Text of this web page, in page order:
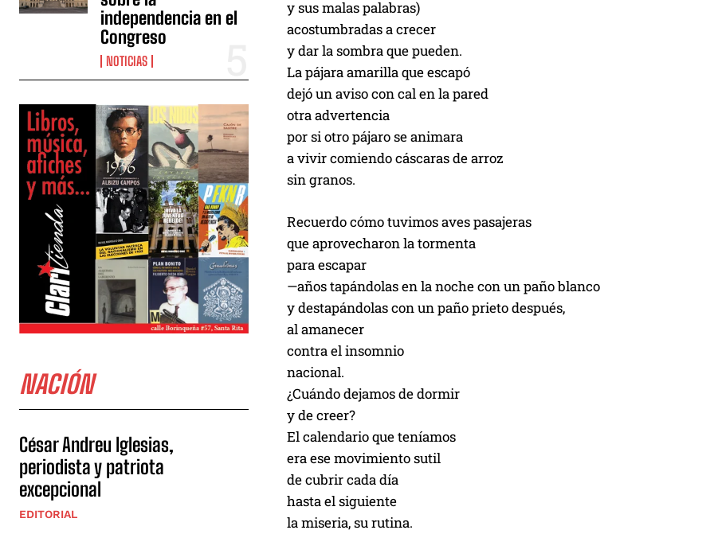
independencia en el
Congreso
NOTICIAS
NACIÓN
César Andreu Iglesias,
periodista y patriota
excepcional
EDITORIAL
y sus malas palabras)
acostumbradas a crecer
y dar la sombra que pueden.
La pájara amarilla que escapó
dejó un aviso con cal en la pared
otra advertencia
por si otro pájaro se animara
a vivir comiendo cáscaras de arroz
sin granos.
Recuerdo cómo tuvimos aves pasajeras
que aprovecharon la tormenta
para escapar
—años tapándolas en la noche con un paño blanco
y destapándolas con un paño prieto después,
al amanecer
contra el insomnio
nacional.
¿Cuándo dejamos de dormir
y de creer?
El calendario que teníamos
era ese movimiento sutil
de cubrir cada día
hasta el siguiente
la miseria, su rutina.